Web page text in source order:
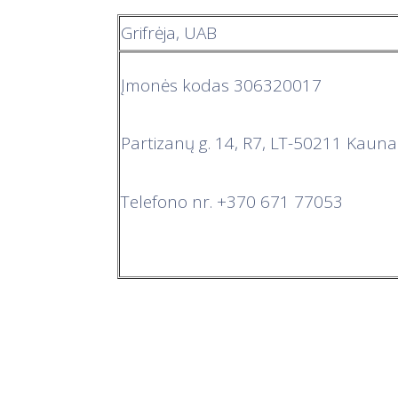
Grifrėja, UAB
Įmonės kodas 306320017
Partizanų g. 14, R7, LT-50211
Telefono nr. +370 671 77053